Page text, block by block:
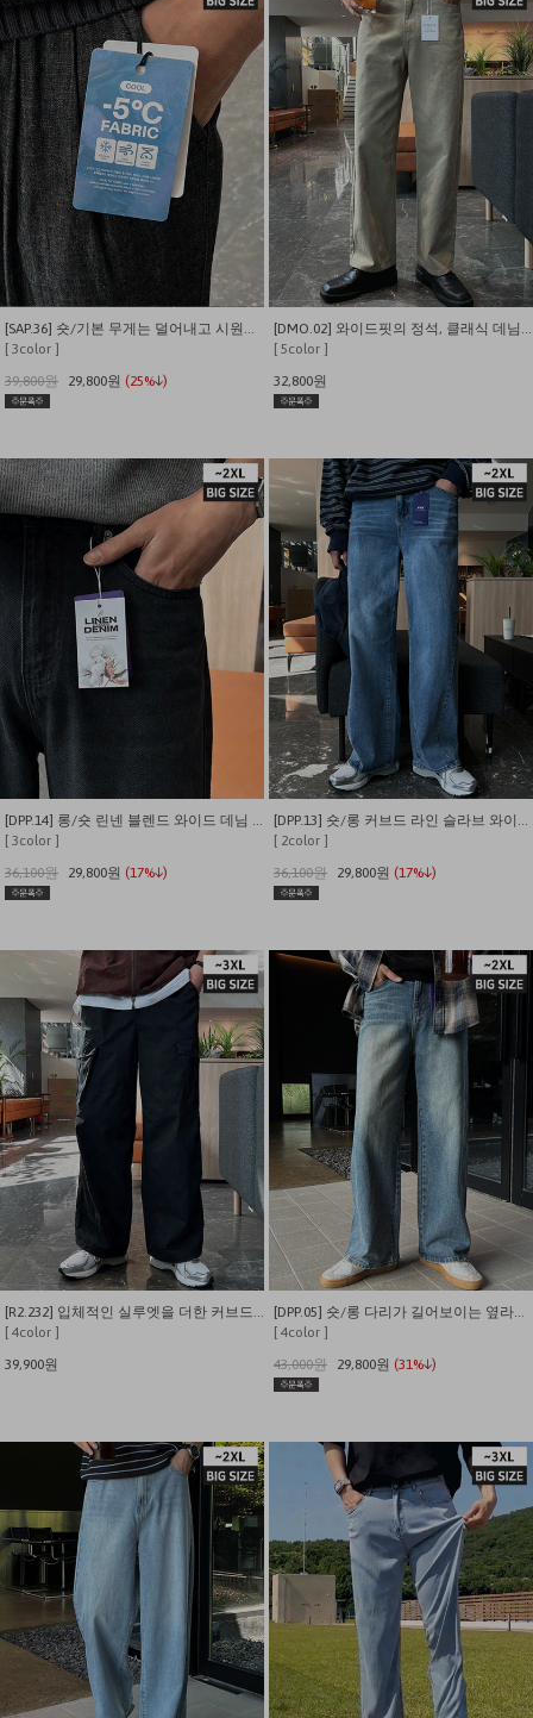
[ 3color ]
39,800원
29,800원 (25%↓)
[ 5color ]
32,800원
[DPP.14] 롱/숏 린넨 블렌드 와이드 데님 팬츠
[ 3color ]
36,100원
29,800원 (17%↓)
[DPP.13] 숏/롱 커브드 라인 슬라브 와이드 데님 팬츠
[ 2color ]
36,100원
29,800원 (17%↓)
[R2.232] 입체적인 실루엣을 더한 커브드 워싱 카고팬츠
[ 4color ]
39,900원
[DPP.05] 숏/롱 다리가 길어보이는 옆라인포인트 밴딩 와이드 데님팬츠
[ 4color ]
43,000원
29,800원 (31%↓)